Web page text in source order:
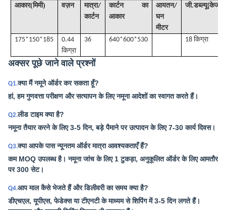
आकार(मिमी) वज़न
मात्रा/
कार्टन
कार्टन का
आकार
आयतन/
घन
मीटर
जी
175*150*185
0.44
किग्रा
36 640*600*530 18 किग्रा
अक्सर पूछे जाने वाले प्रश्नों
Q1.क्या मैं नमूने ऑर्डर कर सकता हूँ?
हां, हम गुणवत्ता परीक्षण और सत्यापन के लिए नमूना आदेशों का स्वागत करते हैं।
Q2.लीड टाइम क्या है?
नमूना तैयार करने के लिए 3-5 दिन, बड़े पैमाने पर उत्पादन के लिए 7-30 कार्य दिवस।
Q3.क्या आपके पास न्यूनतम ऑर्डर मात्रा आवश्यकताएँ हैं?
कम MOQ उपलब्ध है। नमूना जांच के लिए 1 टुकड़ा, अनुकूलित ऑर्डर के लिए आमतौर
पर 300 सेट।
Q4.आप माल कैसे भेजते हैं और डिलीवरी का समय क्या है?
डीएचएल, यूपीएस, फेडेक्स या टीएनटी के माध्यम से शिपिंग में 3-5 दिन लगते हैं।